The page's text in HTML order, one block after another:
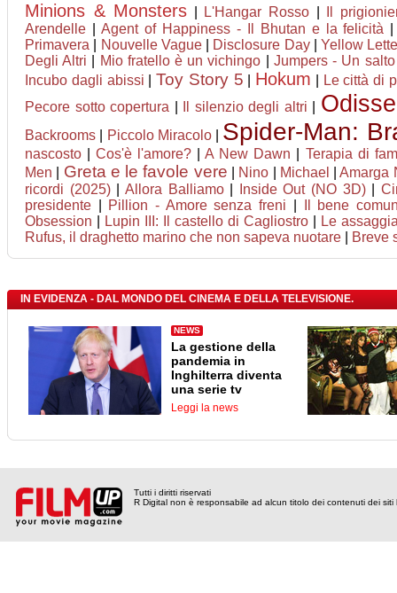
Minions & Monsters L'Hangar Rosso
Il
Arendelle
Agent of Happiness - Il Bhutan e la felicità
Primavera
Nouvelle Vague| Disclosure Day|Yellow
Degli Altri
Mio fratello è un vichingo
Jumpers - Un
Incubo dagli abissi
Toy Story 5 Hokum
Le città di
Pecore sotto copertura
Il silenzio degli altri
Backrooms Piccolo Miracolo| Spider-Man:
nascosto |Cos'è l'amore? |A New Dawn
Terapia di
Men
Greta e le favole vere Nino Michael |Amarga
ricordi (2025)| Allora Balliamo| Inside Out (NO 3D)|
presidente
Pillion - Amore senza freni
Il bene
Obsession
Lupin III: Il castello di Cagliostro
Le
Rufus, il draghetto marino che non sapeva nuotare
Breve
IN EVIDENZA - DAL MONDO DEL CINEMA E DELLA TELEVISIONE.
NEWS
La gestione della
pandemia in
Inghilterra diventa
una serie tv
Leggi la news
Tutti i diritti riservati
R Digital non è responsabile ad alcun titolo dei contenuti dei siti